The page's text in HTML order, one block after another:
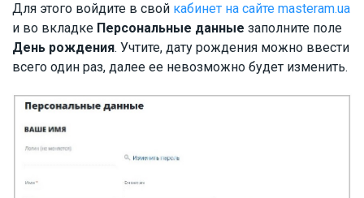
Для этого войдите в свой кабинет на сайте masteram.ua
и во вкладке Персональные данные заполните поле
День рождения. Учтите, дату рождения можно ввести
всего один раз, далее ее невозможно будет изменить.